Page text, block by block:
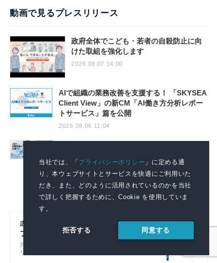
当社では、「プライバシーポリシー 」に定める通
り、本ウェブサイトとサービスを快適にご利用いた
だき、また、どのように活用されているのかを当社
で詳しく把握するために、Cookie を使用していま
す。
拒否する 同意する
動画で見るプレスリリース
政府全体でこども・若者の自殺防止に向
けた取組を強化します
2026.08.07 14:00
AIで組織の業務改善を支援する！ 「SKYSEA
Client View」の新CM「AI働き方分析レポー
トサービス」篇を公開
2026.08.06 11:04
革」篇の放映を開始
2026.08.06 11:04
広報初心者のための
プレスリリースの書き方
共同通信社グループのノウハウをもとにプレスリ
リースの基本的なポイントを解説！